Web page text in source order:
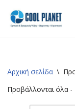
Μεταπηδήστε
Αρχική σελίδα \
Προβάλλονται όλα -